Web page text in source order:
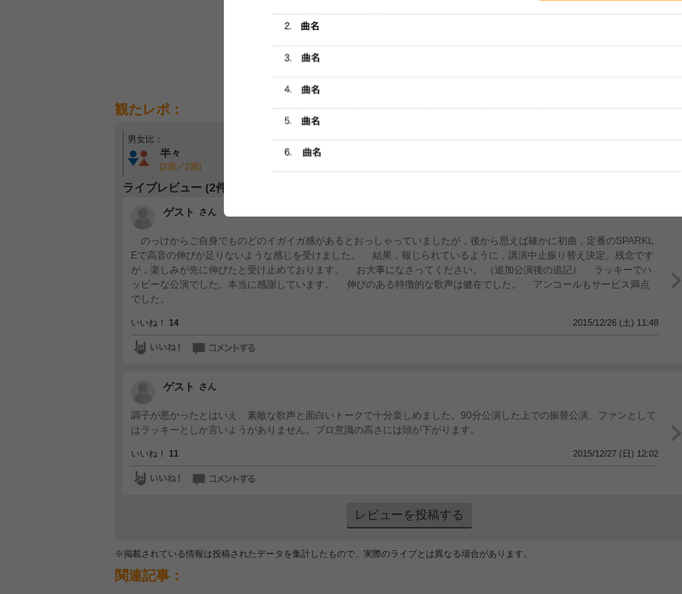
観たレポ：
男女比：
半々
[2票／2票]
年齢層：
年齢問わず
グッズの待ち時間： 観たレポを投稿する
ライブレビュー (2件)
ゲスト さん
のっけからご自身でものどのイガイガ感があるとおっしゃっていましたが，後から思えば確かに初曲，定番のSPARKL
Eで高音の伸びが足りないような感じを受けました。 結果，報じられているように，講演中止振り替え決定。残念です
が，楽しみが先に伸びたと受け止めております。 お大事になさってください。 （追加公演後の追記） ラッキーでハ
ッピーな公演でした。本当に感謝しています。 伸びのある特徴的な歌声は健在でした。 アンコールもサービス満点
でした。
いいね！ 14 2015/12/26 (土) 11:48
ゲスト さん
調子が悪かったとはいえ、素敵な歌声と面白いトークで十分楽しめました。90分公演した上での振替公演、ファンとして
はラッキーとしか言いようがありません。プロ意識の高さには頭が下がります。
いいね！ 11 2015/12/27 (日) 12:02
レビューを投稿する
※掲載されている情報は投稿されたデータを集計したもので、実際のライブとは異なる場合があります。
関連記事：